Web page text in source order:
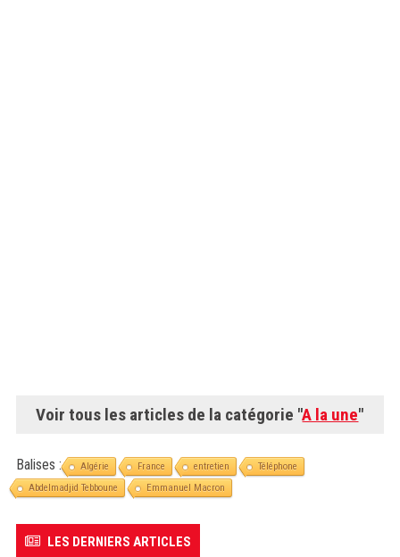
Voir tous les articles de la catégorie "A la une"
Balises : Algérie France entretien
Téléphone
Abdelmadjid Tebboune
Emmanuel Macron
LES DERNIERS ARTICLES